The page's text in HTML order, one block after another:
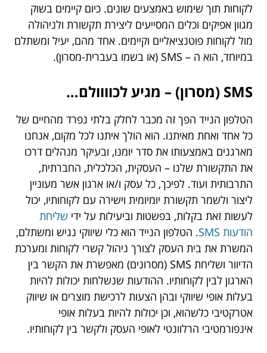
לקוחות תוך שימוש באמצעים שונים. כיום קיימים בשוק
מגוון אפיקים וכלים המסייעים ליצירת תקשורת ולניהולה
מול לקוחות פוטנציאליים וקיימים. אחד מהם, יעיל ומשתלם
במיוחד, הוא ה – SMS (או בשמו בעברית-מסרון).
SMS
(מסרון) – מגיעלכוווולם…
הטלפון הנייד הפך זה מכבר לחלק בלתי נפרד מהחיים של
כל אחד ואחת מאיתנו. הוא הולך איתנו לכל מקום, אנחנו
מארגנים באמצעותו את סדר יומנו, ובעיקר מנהלים דרכו
את התקשורת שלנו – העסקית, הכלכלית, החברתית,
התרבותית ועוד. לפיכך, כל עסק ו/או ארגון אשר מעוניין
ליצור ולשמר תקשורת יומיומית וישירה עם לקוחותיו, יכול
לעשות זאת בקלות, בפשטות וביעילות על ידי שליחת
הודעות SMS
. הטלפון הנייד הוא כלי שיווקי נגיש ומשתלם,
המשרת את בית העסק לצורך ניהול קשרי לקוחות ומערכת
הדיוור ושליחת SMS (מסרונים) מאפשרת את הקשר בין
הארגון לבין לקוחותיו. ההודעות שנשלחות יכולות להיות
בעלות אופי שיווקי ובהן הצעות לרכישת מוצרים או שיווק
אטרקטיבי כלשהוא, וכן יכולות להיות בעלות אופי
אינפורמטיבי הרלוונטי לאופי העסק ולקשר בין לקוחותיו.